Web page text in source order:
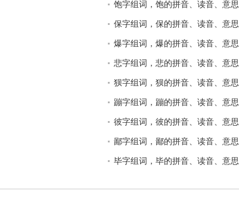
饱字组词，饱的拼音、读音、意思
保字组词，保的拼音、读音、意思
爆字组词，爆的拼音、读音、意思
悲字组词，悲的拼音、读音、意思
狈字组词，狈的拼音、读音、意思
蹦字组词，蹦的拼音、读音、意思
彼字组词，彼的拼音、读音、意思
鄙字组词，鄙的拼音、读音、意思
毕字组词，毕的拼音、读音、意思